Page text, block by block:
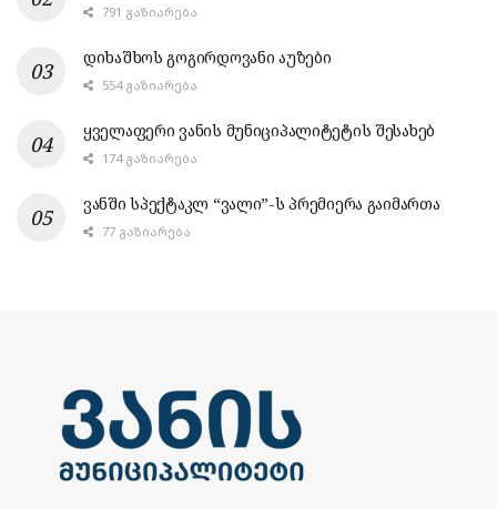
791 ᲒᲐᲖᲘᲐᲠᲔᲑᲐ
დიხაშხოს გოგირდოვანი აუზები
554 ᲒᲐᲖᲘᲐᲠᲔᲑᲐ
ყველაფერი ვანის მუნიციპალიტეტის შესახებ
174 ᲒᲐᲖᲘᲐᲠᲔᲑᲐ
ვანში სპექტაკლ “ვალი”-ს პრემიერა გაიმართა
77 ᲒᲐᲖᲘᲐᲠᲔᲑᲐ